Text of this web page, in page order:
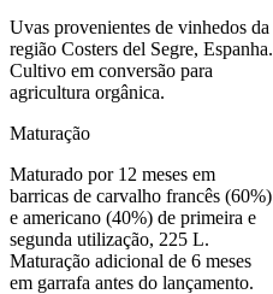
Uvas provenientes de vinhedos da
região Costers del Segre, Espanha.
Cultivo em conversão para
agricultura orgânica.
Maturação
Maturado por 12 meses em
barricas de carvalho francês (60%)
e americano (40%) de primeira e
segunda utilização, 225 L.
Maturação adicional de 6 meses
em garrafa antes do lançamento.